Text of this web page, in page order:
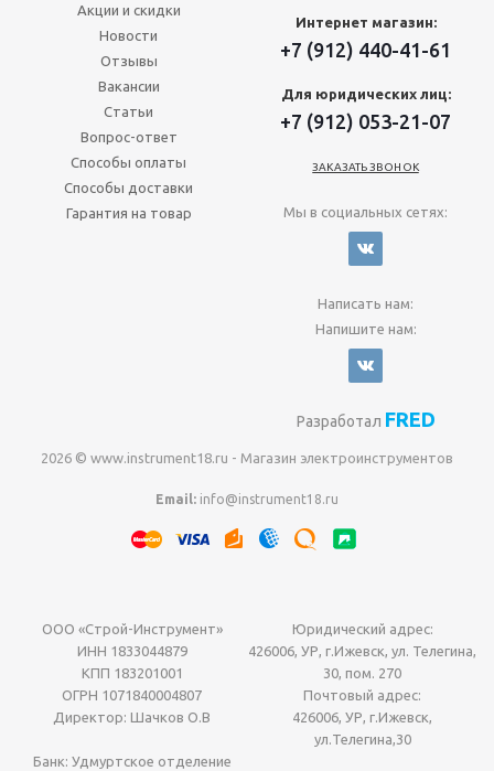
Акции и скидки
Новости
Отзывы
Вакансии
Статьи
Вопрос-ответ
Способы оплаты
Способы доставки
Гарантия на товар
Интернет магазин:
+7 (912) 440-41-61
Для юридических лиц:
+7 (912) 053-21-07
ЗАКАЗАТЬ ЗВОНОК
Мы в социальных сетях:
Написать нам:
Напишите нам:
Разработал FRED
2026 © www.instrument18.ru - Магазин электроинструментов
Email: info@instrument18.ru
ООО «Строй-Инструмент»
ИНН 1833044879
КПП 183201001
ОГРН 1071840004807
Директор: Шачков О.В
Юридический адрес:
426006, УР, г.Ижевск, ул. Телегина,
30, пом. 270
Почтовый адрес:
426006, УР, г.Ижевск,
ул.Телегина,30
Банк: Удмуртское отделение